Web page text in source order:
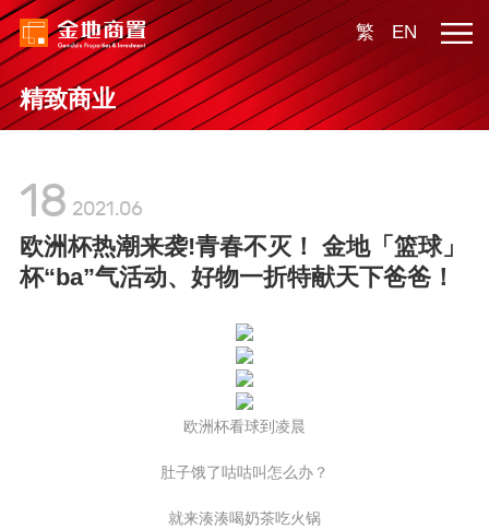
繁 EN
精致商业
18 2021.06
欧洲杯热潮来袭!青春不灭！ 金地「篮球」
杯“ba”气活动、好物一折特献天下爸爸！
欧洲杯看球到凌晨
肚子饿了咕咕叫怎么办？
就来湊湊喝奶茶吃火锅